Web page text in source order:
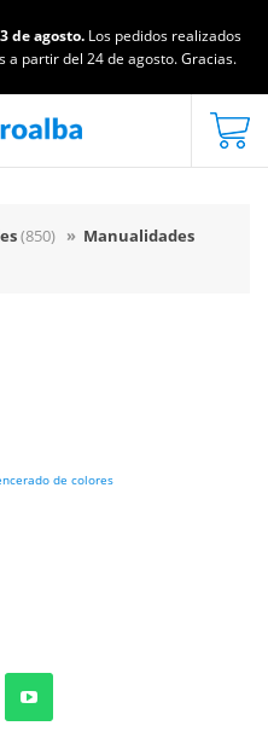
de agosto. Los pedidos realizados
a partir del 24 de agosto. Gracias.
(850) » Manualidades